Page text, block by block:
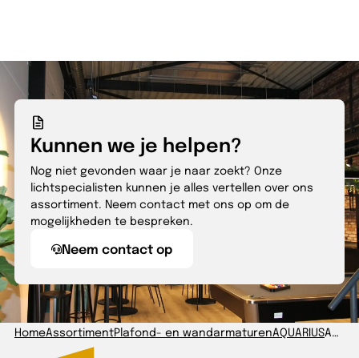
Kunnen we je helpen?
Nog niet gevonden waar je naar zoekt? Onze
lichtspecialisten kunnen je alles vertellen over ons
assortiment. Neem contact met ons op om de
mogelijkheden te bespreken.
Neem contact op
HomeAssortimentPlafond- en wandarmaturenAQUARIUSAQUARIUS 1200 12-38W 830/840/860 IP66